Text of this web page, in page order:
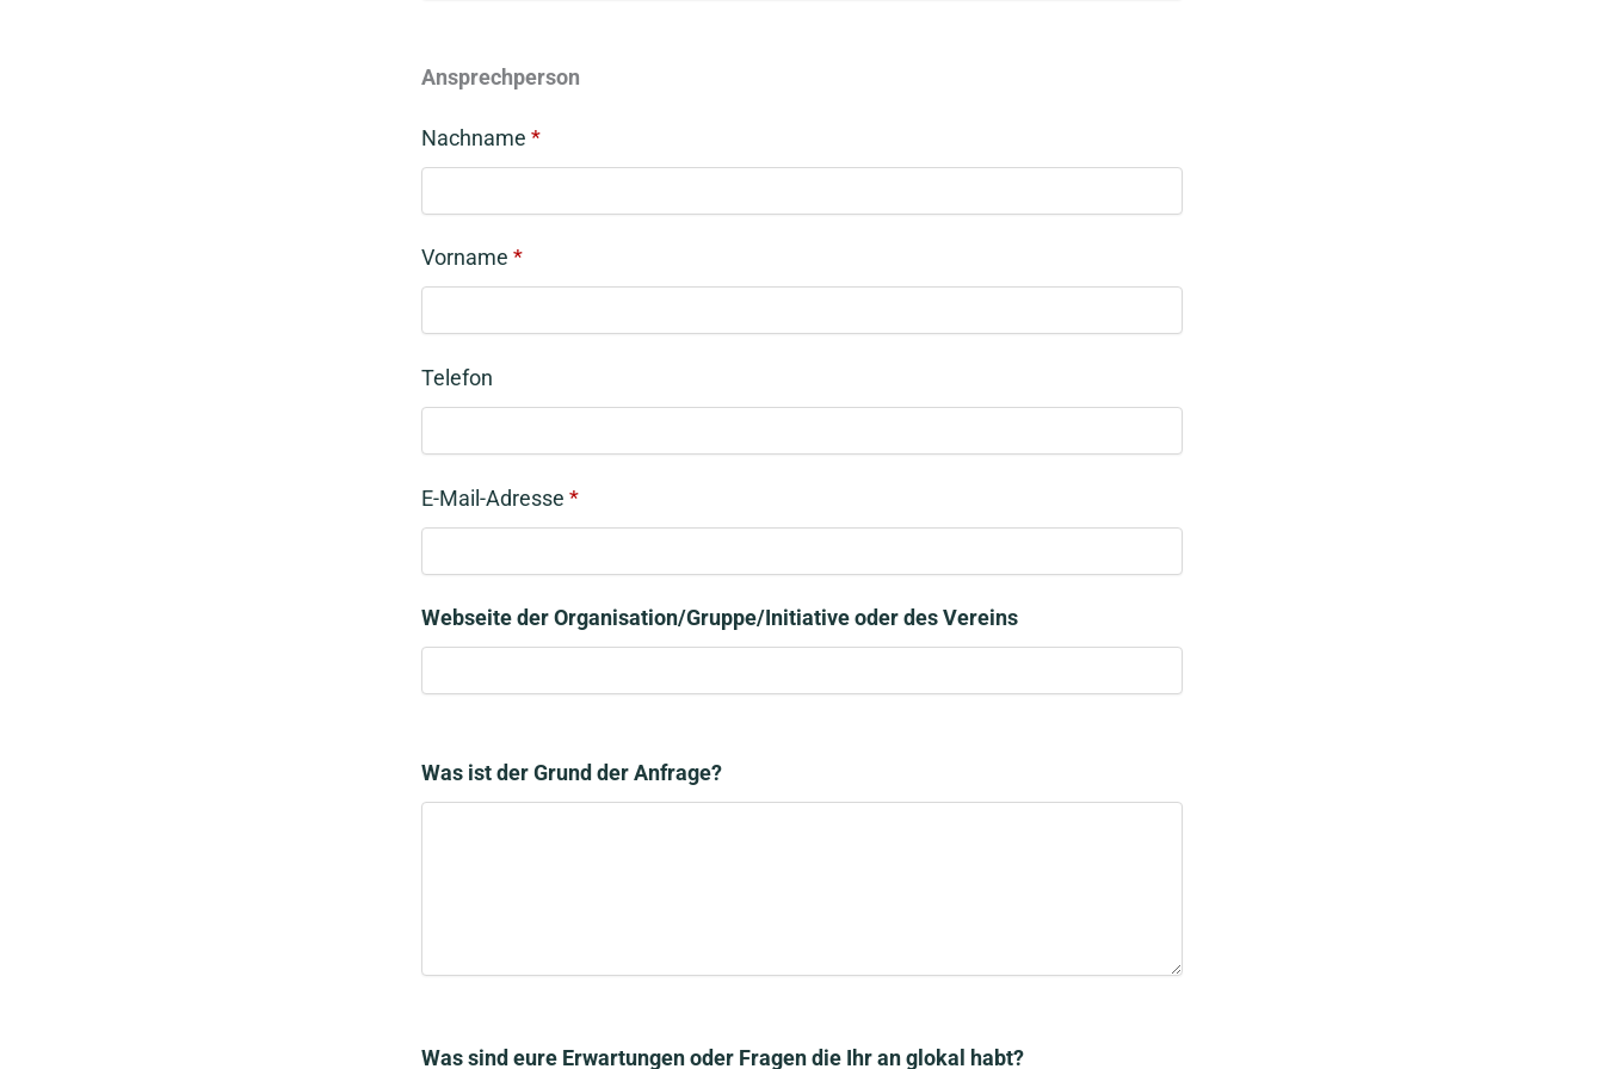
Ansprechperson
Nachname *
Vorname *
Telefon
E-Mail-Adresse *
Webseite der Organisation/Gruppe/Initiative oder des Vereins
Was ist der Grund der Anfrage?
Was sind eure Erwartungen oder Fragen die Ihr an glokal habt?